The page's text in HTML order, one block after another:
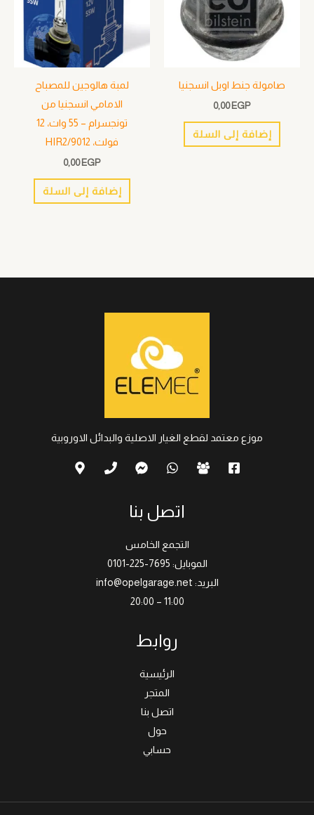
صامولة جنط اوبل انسجنيا
0,00 EGP
إضافة إلى السلة
لمبة هالوجين للمصباح
الامامي انسجنيا من
تونجسرام – 55 وات، 12
فولت، HIR2/9012
0,00 EGP
إضافة إلى السلة
موزع معتمد لقطع الغيار الاصلية والبدائل الاوروبية
اتصل بنا
التجمع الخامس
الموبايل: 7695-225-0101
البريد: info@opelgarage.net
11:00 – 20:00
روابط
الرئيسية
المتجر
اتصل بنا
حول
حسابي